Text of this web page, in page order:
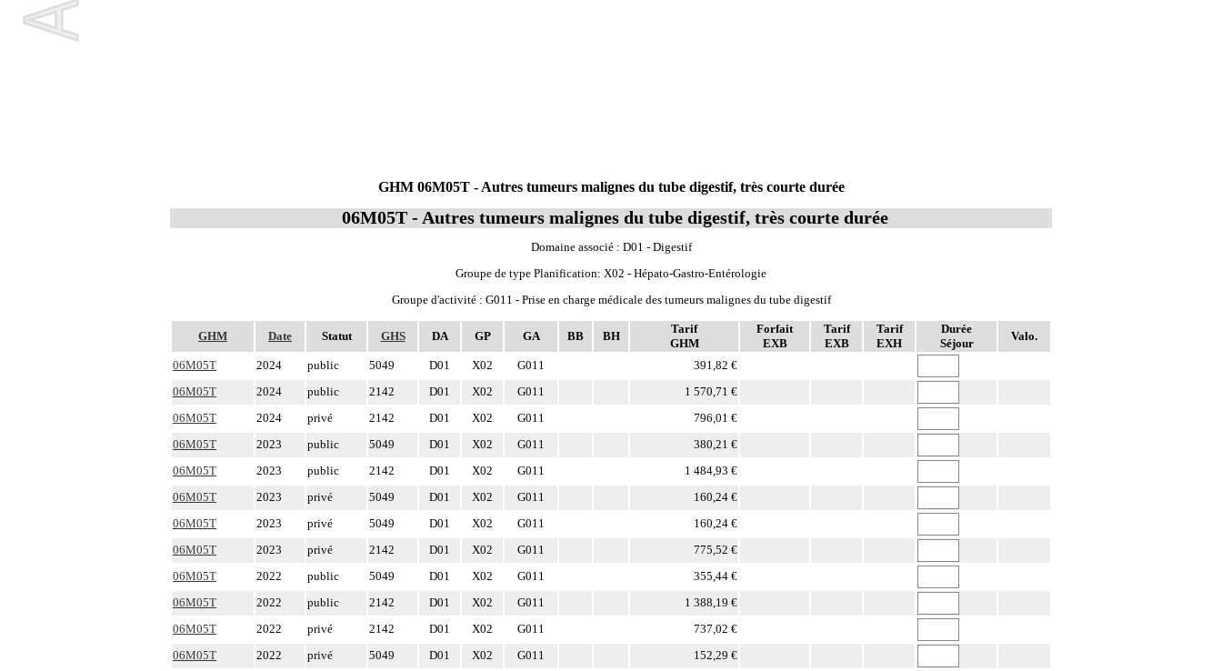
GHM Date Statut GHS DA GP GA BB BH
Tarif
GHM
Forfait
EXB
Tarif
EXB
Tarif
EXH
Durée
Séjour
Valo.
06M05T 2024 public 5049 D01 X02 G011
391,82 €
06M05T
2024 public 2142 D01 X02 G011
1 570,71 €
06M05T
2024 privé 2142 D01 X02 G011
796,01 €
06M05T
2023 public 5049 D01 X02 G011
380,21 €
06M05T
2023 public 2142 D01 X02 G011
1 484,93 €
06M05T
2023 privé 5049 D01 X02 G011
160,24 €
06M05T
2023 privé 5049 D01 X02 G011
160,24 €
06M05T
2023 privé 2142 D01 X02 G011
775,52 €
06M05T
2022 public 5049 D01 X02 G011
355,44 €
06M05T
2022 public 2142 D01 X02 G011
1 388,19 €
06M05T
2022 privé 2142 D01 X02 G011
737,02 €
06M05T
2022 privé 5049 D01 X02 G011
152,29 €
GHM 06M05T - Autres tumeurs malignes du tube digestif, très courte durée
06M05T - Autres tumeurs malignes du tube digestif, très courte durée
Domaine associé : D01 - Digestif
Groupe de type Planification: X02 - Hépato-Gastro-Entérologie
Groupe d'activité : G011 - Prise en charge médicale des tumeurs malignes du tube digestif